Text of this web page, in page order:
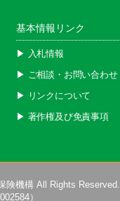
基本情報リンク
▶︎ 入札情報
▶︎ ご相談・お問い合わせ
▶︎ リンクについて
▶︎ 著作権及び免責事項
険機構All Rights Reserved.
）